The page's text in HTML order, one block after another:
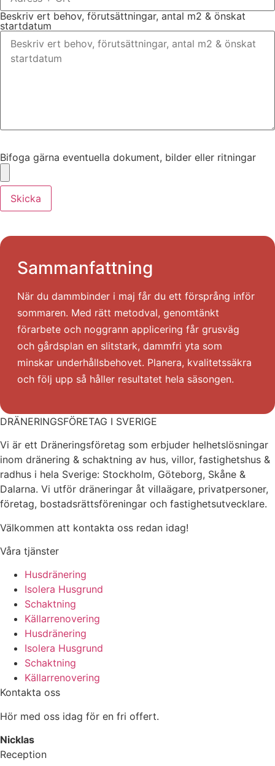
Beskriv ert behov, förutsättningar, antal m2 & önskat
startdatum
Bifoga gärna eventuella dokument, bilder eller ritningar
Skicka
Sammanfattning
När du dammbinder i maj får du ett försprång inför
sommaren. Med rätt metodval, genomtänkt
förarbete och noggrann applicering får grusväg
och gårdsplan en slitstark, dammfri yta som
minskar underhållsbehovet. Planera, kvalitetssäkra
och följ upp så håller resultatet hela säsongen.
DRÄNERINGSFÖRETAG I SVERIGE
Vi är ett Dräneringsföretag som erbjuder helhetslösningar
inom dränering & schaktning av hus, villor, fastighetshus &
radhus i hela Sverige: Stockholm, Göteborg, Skåne &
Dalarna. Vi utför dräneringar åt villaägare, privatpersoner,
företag, bostadsrättsföreningar och fastighetsutvecklare.
Välkommen att kontakta oss redan idag!
Våra tjänster
Husdränering
Isolera Husgrund
Schaktning
Källarrenovering
Husdränering
Isolera Husgrund
Schaktning
Källarrenovering
Kontakta oss
Hör med oss idag för en fri offert.
Nicklas
Reception